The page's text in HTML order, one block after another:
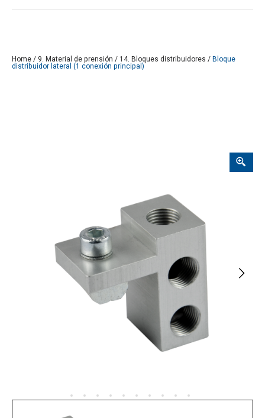
Home/ 9. Material de prensión /14. Bloques distribuidores /Bloque
distribuidor lateral (1 conexión principal)